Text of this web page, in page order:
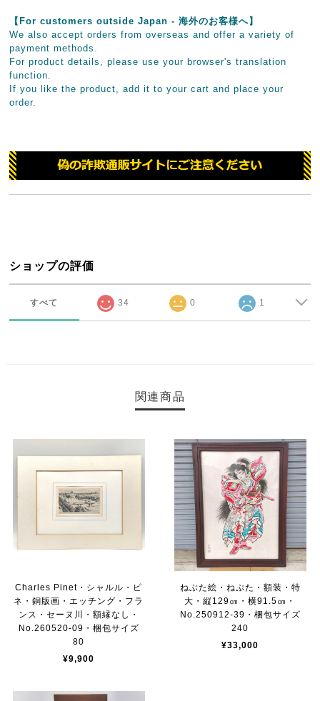
【For customers outside Japan - 海外のお客様へ】
We also accept orders from overseas and offer a variety of
payment methods.
For product details, please use your browser's translation
function.
If you like the product, add it to your cart and place your
order.
ショップの評価
すべて 34 0 1
関連商品
Charles Pinet・シャルル・ピ
ネ・銅版画・エッチング・フラ
ンス・セーヌ川・額縁なし・
No.260520-09・梱包サイズ
80
¥9,900
ねぶた絵・ねぷた・額装・特
大・縦129㎝・横91.5㎝・
No.250912-39・梱包サイズ
240
¥33,000